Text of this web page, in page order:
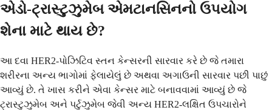
એડો-ટ્રાસ્ટુઝુમેબ એમટાનસિનનો ઉપયોગ
શેના માટે થાય છે?
આ દવા HER2-પોઝિટિવ સ્તન કેન્સરની સારવાર કરે છે જે તમારા
શરીરના અન્ય ભાગોમાં ફેલાયેલું છે અથવા અગાઉની સારવાર પછી પાછું
આવ્યું છે. તે ખાસ કરીને એવા કેન્સર માટે બનાવવામાં આવ્યું છે જે
ટ્રાસ્ટુઝુમેબ અને પર્ટુઝુમેબ જેવી અન્ય HER2-લક્ષિત ઉપચારોને